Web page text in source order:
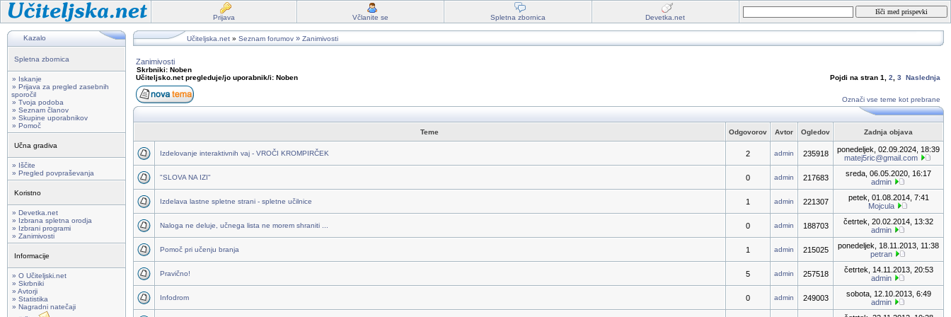
Prijava Včlanite se Spletna zbornica Devetka.net
Kazalo
Spletna zbornica
» Iskanje
» Prijava za pregled zasebnih
sporočil
» Tvoja podoba
» Seznam članov
» Skupine uporabnikov
» Pomoč
Učna gradiva
» Iščite
» Pregled povpraševanja
Koristno
» Devetka.net
» Izbrana spletna orodja
» Izbrani programi
» Zanimivosti
Informacije
» O Učiteljski.net
» Skrbniki
» Avtorji
» Statistika
» Nagradni natečaji
Učiteljska.net » Seznam forumov » Zanimivosti
Zanimivosti
Skrbniki: Noben
Učiteljsko.net pregleduje/jo uporabnik/i: Noben
Pojdi na stran 1 2 3 Naslednja
Označi vse teme kot prebrane
Teme Odgovorov Avtor Ogledov Zadnja objava
Izdelovanje interaktivnih vaj - VROČI KROMPIRČEK 2 admin 235918
ponedeljek, 02.09.2024, 18:39
matej5ric@gmail.com
"SLOVA NA IZI" 0 admin 217683
sreda, 06.05.2020, 16:17
admin
Izdelava lastne spletne strani - spletne učilnice 1 admin 221307
petek, 01.08.2014, 7:41
Mojcula
Naloga ne deluje, učnega lista ne morem shraniti ... 0 admin 188703
četrtek, 20.02.2014, 13:32
admin
Pomoč pri učenju branja 1 admin 215025
ponedeljek, 18.11.2013, 11:38
petran
Pravično! 5 admin 257518
četrtek, 14.11.2013, 20:53
admin
Infodrom 0 admin 249003
sobota, 12.10.2013, 6:49
admin